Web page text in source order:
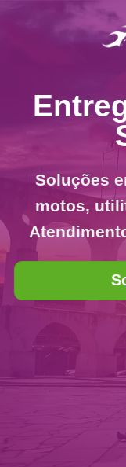
Soluções
motos,